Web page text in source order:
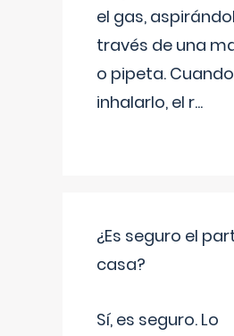
el gas,
través de una
o pipeta.
inhalarlo, el r...
¿Es seguro el
casa?
Sí, es seguro. Lo